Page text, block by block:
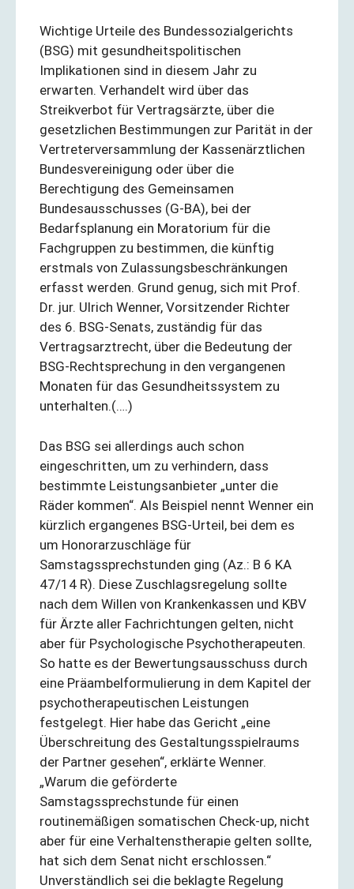
Wichtige Urteile des Bundessozialgerichts
(BSG) mit gesundheitspolitischen
Implikationen sind in diesem Jahr zu
erwarten. Verhandelt wird über das
Streikverbot für Vertragsärzte, über die
gesetzlichen Bestimmungen zur Parität in der
Vertreterversammlung der Kassenärztlichen
Bundesvereinigung oder über die
Berechtigung des Gemeinsamen
Bundesausschusses (G-BA), bei der
Bedarfsplanung ein Moratorium für die
Fachgruppen zu bestimmen, die künftig
erstmals von Zulassungsbeschränkungen
erfasst werden. Grund genug, sich mit Prof.
Dr. jur. Ulrich Wenner, Vorsitzender Richter
des 6. BSG-Senats, zuständig für das
Vertragsarztrecht, über die Bedeutung der
BSG-Rechtsprechung in den vergangenen
Monaten für das Gesundheitssystem zu
unterhalten.(….)
Das BSG sei allerdings auch schon
eingeschritten, um zu verhindern, dass
bestimmte Leistungsanbieter „unter die
Räder kommen“. Als Beispiel nennt Wenner ein
kürzlich ergangenes BSG-Urteil, bei dem es
um Honorarzuschläge für
Samstagssprechstunden ging (Az.: B 6 KA
47/14 R). Diese Zuschlagsregelung sollte
nach dem Willen von Krankenkassen und KBV
für Ärzte aller Fachrichtungen gelten, nicht
aber für Psychologische Psychotherapeuten.
So hatte es der Bewertungsausschuss durch
eine Präambelformulierung in dem Kapitel der
psychotherapeutischen Leistungen
festgelegt. Hier habe das Gericht „eine
Überschreitung des Gestaltungsspielraums
der Partner gesehen“, erklärte Wenner.
„Warum die geförderte
Samstagssprechstunde für einen
routinemäßigen somatischen Check-up, nicht
aber für eine Verhaltenstherapie gelten sollte,
hat sich dem Senat nicht erschlossen.“
Unverständlich sei die beklagte Regelung